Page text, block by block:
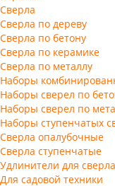
Сверла
Сверла по дереву
Сверла по бетону
Сверла по керамике
Сверла по металлу
Наборы
Наборы сверел по
Наборы сверел по
Наборы ступенчатых
Сверла опалубочные
Сверла ступенчатые
Удлинители для сверла
Для садовой техники